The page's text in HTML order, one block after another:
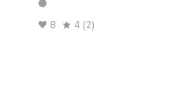
8 4 (2)